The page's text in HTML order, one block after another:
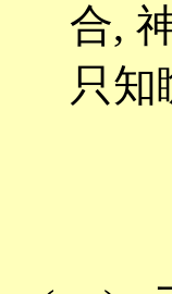
合,
只知